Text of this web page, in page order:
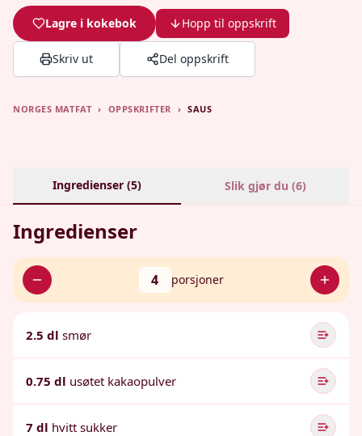
Lagre i kokebok Hopp til oppskrift
Skriv ut Del oppskrift
NORGES MATFAT › OPPSKRIFTER › SAUS
Ingredienser (5) Slik gjør du (6)
Ingredienser
4 porsjoner
2.5 dl smør
0.75 dl usøtet kakaopulver
7 dl hvitt sukker